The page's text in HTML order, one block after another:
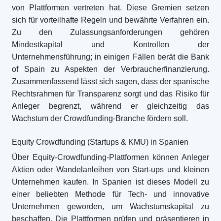
von Plattformen vertreten hat. Diese Gremien setzen
sich für vorteilhafte Regeln und bewährte Verfahren ein.
Zu den Zulassungsanforderungen gehören
Mindestkapital und Kontrollen der
Unternehmensführung; in einigen Fällen berät die Bank
of Spain zu Aspekten der Verbraucherfinanzierung.
Zusammenfassend lässt sich sagen, dass der spanische
Rechtsrahmen für Transparenz sorgt und das Risiko für
Anleger begrenzt, während er gleichzeitig das
Wachstum der Crowdfunding-Branche fördern soll.
Equity Crowdfunding (Startups & KMU) in Spanien
Über Equity-Crowdfunding-Plattformen können Anleger
Aktien oder Wandelanleihen von Start-ups und kleinen
Unternehmen kaufen. In Spanien ist dieses Modell zu
einer beliebten Methode für Tech- und innovative
Unternehmen geworden, um Wachstumskapital zu
beschaffen. Die Plattformen prüfen und präsentieren in